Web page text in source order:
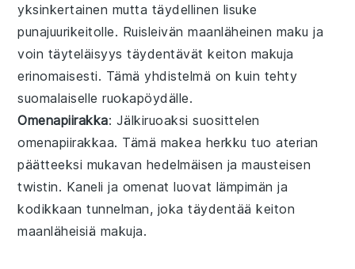
yksinkertainen mutta täydellinen lisuke
punajuurikeitolle. Ruisleivän maanläheinen maku ja
voin täyteläisyys täydentävät keiton makuja
erinomaisesti. Tämä yhdistelmä on kuin tehty
suomalaiselle ruokapöydälle.
Omenapiirakka: Jälkiruoaksi suosittelen
omenapiirakkaa. Tämä makea herkku tuo aterian
päätteeksi mukavan hedelmäisen jamausteisen
twistin. Kaneli ja omenat luovat lämpimän ja
kodikkaan tunnelman, joka täydentää keiton
maanläheisiä makuja.